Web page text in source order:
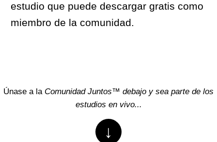
estudio que puede descargar gratis como
miembro de la comunidad.
Únase a la Comunidad Juntos™ debajo y sea parte de los
estudios en vivo...
↓